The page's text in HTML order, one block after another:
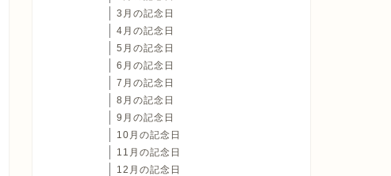
3月の記念日
4月の記念日
5月の記念日
6月の記念日
7月の記念日
8月の記念日
9月の記念日
10月の記念日
11月の記念日
12月の記念日